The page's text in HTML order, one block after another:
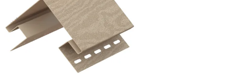
избранное сравнить